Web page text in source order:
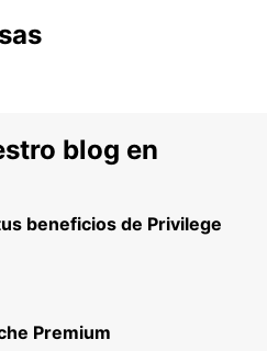
blog en
beneficios de Privilege
Premium